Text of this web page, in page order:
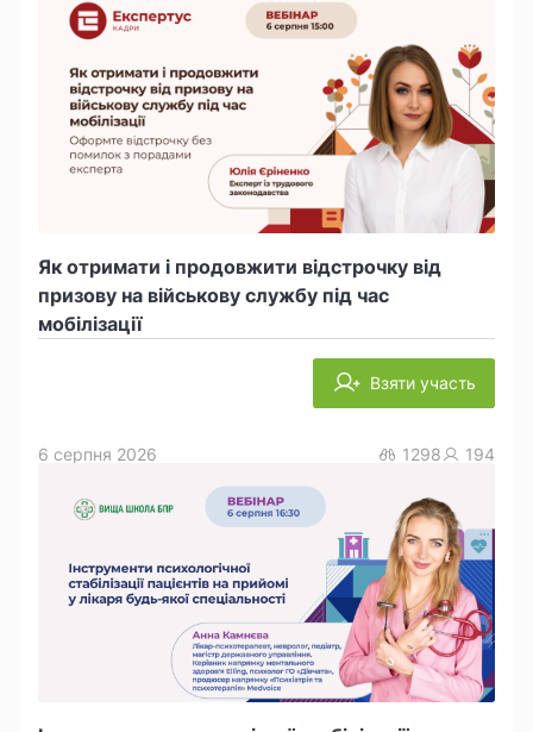
Як отримати і продовжити відстрочку від
призову на військову службу під час
мобілізації
Взяти участь
6 серпня 2026 1298 194